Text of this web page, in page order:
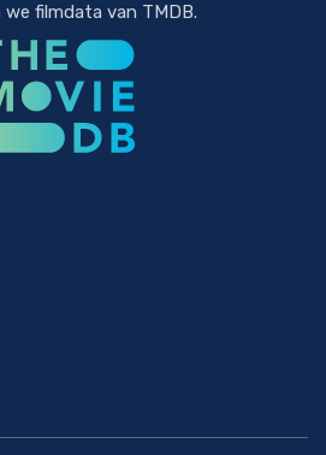
we filmdata van TMDB.